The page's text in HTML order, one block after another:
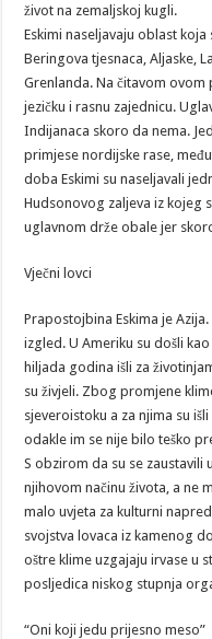
život na zemaljskoj kugli.
Eskimi naseljavaju oblast
Beringova tjesnaca, Aljaske,
Grenlanda. Na čitavom
jezičku i rasnu zajednicu.
Indijanaca skoro da nema.
primjese nordijske rase,
doba Eskimi su naseljavali
Hudsonovog zaljeva iz kojeg
uglavnom drže obale jer
Vječni lovci
Prapostojbina Eskima je
izgled. U Ameriku su došli
hiljada godina išli za
su živjeli. Zbog promjene
sjeveroistoku a za njima su
odakle im se nije bilo teško
S obzirom da su se
njihovom načinu života, a ne
malo uvjeta za kulturni
svojstva lovaca iz kamenog
oštre klime uzgajaju irvase u
posljedica niskog stupnja
“Oni koji jedu prijesno meso”